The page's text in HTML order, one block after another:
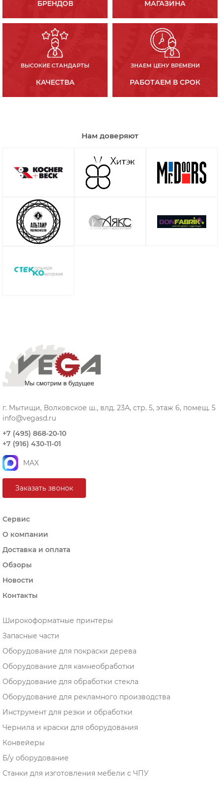
БРЕНДОВ
МАГАЗИНА
ВЫСОКИЕ СТАНДАРТЫ
КАЧЕСТВА
ЗНАЕМ ЦЕНУ ВРЕМЕНИ
РАБОТАЕМ В СРОК
Нам доверяют
г. Мытищи, Волковское ш., влд. 23А, стр. 5, этаж 6, помещ. 5
info@vegasd.ru
+7 (495) 868-20-10
+7 (916) 430-11-01
MAX
Заказать звонок
Сервис
О компании
Доставка и оплата
Обзоры
Новости
Контакты
Широкоформатные принтеры
Запасные части
Оборудование для покраски дерева
Оборудование для камнеобработки
Оборудование для обработки стекла
Оборудование для рекламного производства
Инструмент для резки и обработки
Чернила и краски для оборудования
Конвейеры
Б/у оборудование
Станки для изготовления мебели с ЧПУ